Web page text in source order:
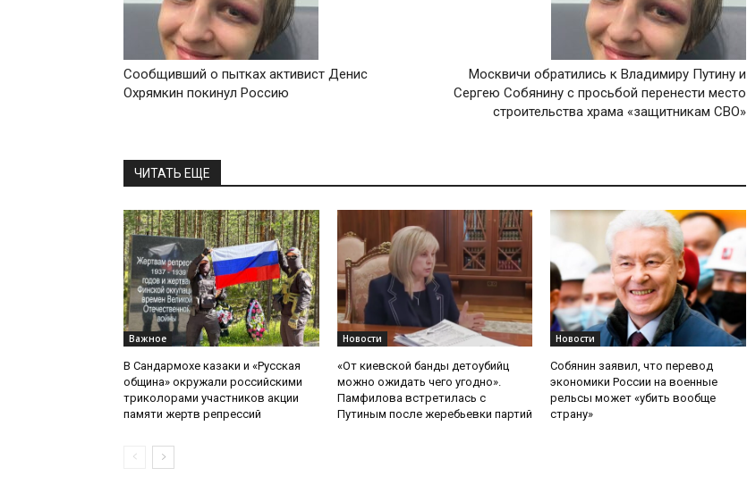
Сообщивший о пытках активист Денис
Охрямкин покинул Россию
Москвичи обратились к Владимиру Путину и
Сергею Собянину с просьбой перенести место
строительства храма «защитникам СВО»
ЧИТАТЬ ЕЩЕ
Важное
В Сандармохе казаки и «Русская
община» окружали российскими
триколорами участников акции
памяти жертв репрессий
Новости
«От киевской банды детоубийц
можно ожидать чего угодно».
Памфилова встретилась с
Путиным после жеребьевки партий
Новости
Собянин заявил, что перевод
экономики России на военные
рельсы может «убить вообще
страну»